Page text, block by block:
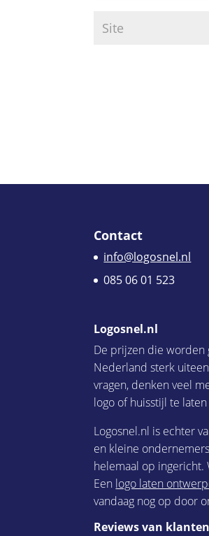
Contact
info@logosnel.nl
085 06 01 523
Logosnel.nl
De prijzen die worden
Nederland sterk
vragen, denken veel
logo of huisstijl te
Logosnel.nl is echter
en kleine
helemaal op ingericht.
Een logo laten
vandaag nog op door
Reviews van klanten